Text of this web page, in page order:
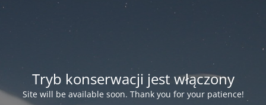
Tryb konserwacji jest włączony
Site will be available soon. Thank you for your patience!